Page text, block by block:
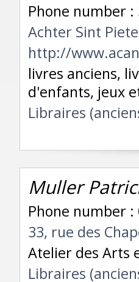
Phone number :
Achter Sint
http://
livres anciens,
d'enfants, jeux
Libraires
Muller
Phone number :
33, rue des
Atelier des Arts
Libraires